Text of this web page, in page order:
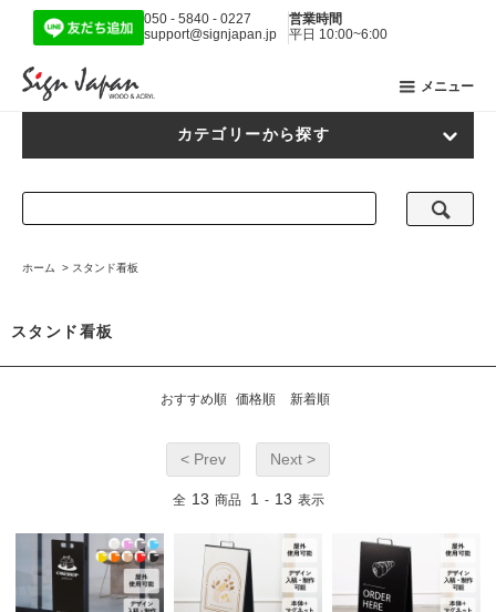
050 - 5840 - 0227
support@signjapan.jp
営業時間
平日 10:00~6:00
メニュー
カテゴリーから探す
ホーム > スタンド看板
スタンド看板
おすすめ順 価格順 新着順
< Prev Next >
全 13 商品 1 - 13 表示